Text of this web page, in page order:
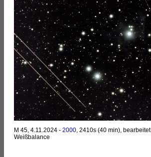
M 45, 4.11.2024 - 2000 , 2410s (40 min),
Weißbalance